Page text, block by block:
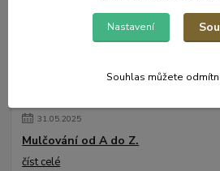
31.05.2025
Mulčování od A do Z.
číst celé
Nastavení
Souhlas můžete